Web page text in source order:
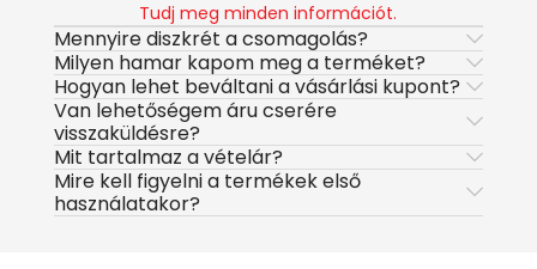
Tudj meg minden információt.
Mennyire diszkrét a csomagolás?
Milyen hamar kapom meg a terméket?
Hogyan lehet beváltani a vásárlási kupont?
Van lehetőségem áru cserére
visszaküldésre?
Mit tartalmaz a vételár?
Mire kell figyelni a termékek első
használatakor?